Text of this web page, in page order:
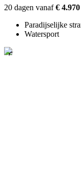
20 dagen vanaf€ 4.970
Paradijselijke
Watersport